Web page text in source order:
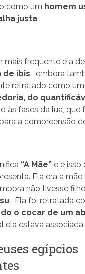
como um homem
justa .
mais frequente é a
de íbis , embora
retratado como um
do
às fases da lua, que
a compreensão
“A Mãe” e é isso
Ela era a
não tivesse
. Ela foi retratada
o cocar de um
ela estava associada.
egípcios